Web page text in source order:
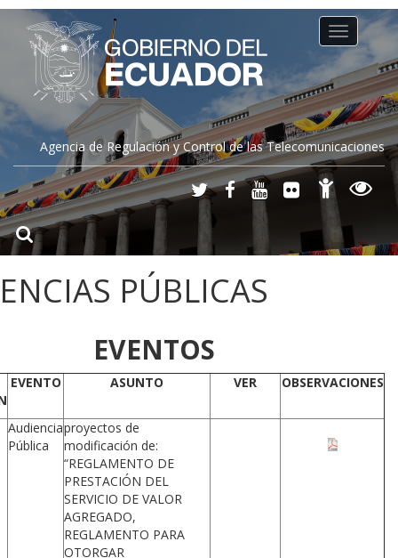
Agencia de Regulación y Control de las Telecomunicaciones
Toggle
navigation
PÚBLICAS
EVENTOS
EVENTO ASUNTO VER OBSERVACIONES
Audiencia
Pública
proyectos de
modificación de:
“REGLAMENTO DE
PRESTACIÓN DEL
SERVICIO DE VALOR
AGREGADO,
REGLAMENTO PARA
OTORGAR